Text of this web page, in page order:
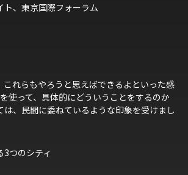
ト、東京国際フォーラム
これらもやろうと思えばできるよといった感
使って、具体的にどういうことをするのか
は、民間に委ねているような印象を受けまし
つのシティ